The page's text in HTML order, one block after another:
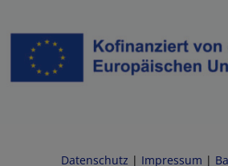
Datenschutz | Impressum |